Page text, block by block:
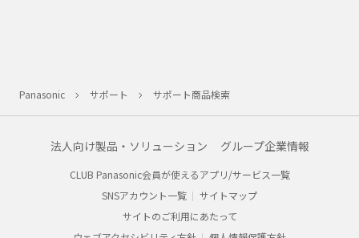
Panasonic サポート サポート商品検索
法人向け製品・ソリューション グループ企業情報
CLUB Panasonic会員が使えるアプリ/サービス一覧
SNSアカウント一覧
サイトマップ
サイトのご利用にあたって